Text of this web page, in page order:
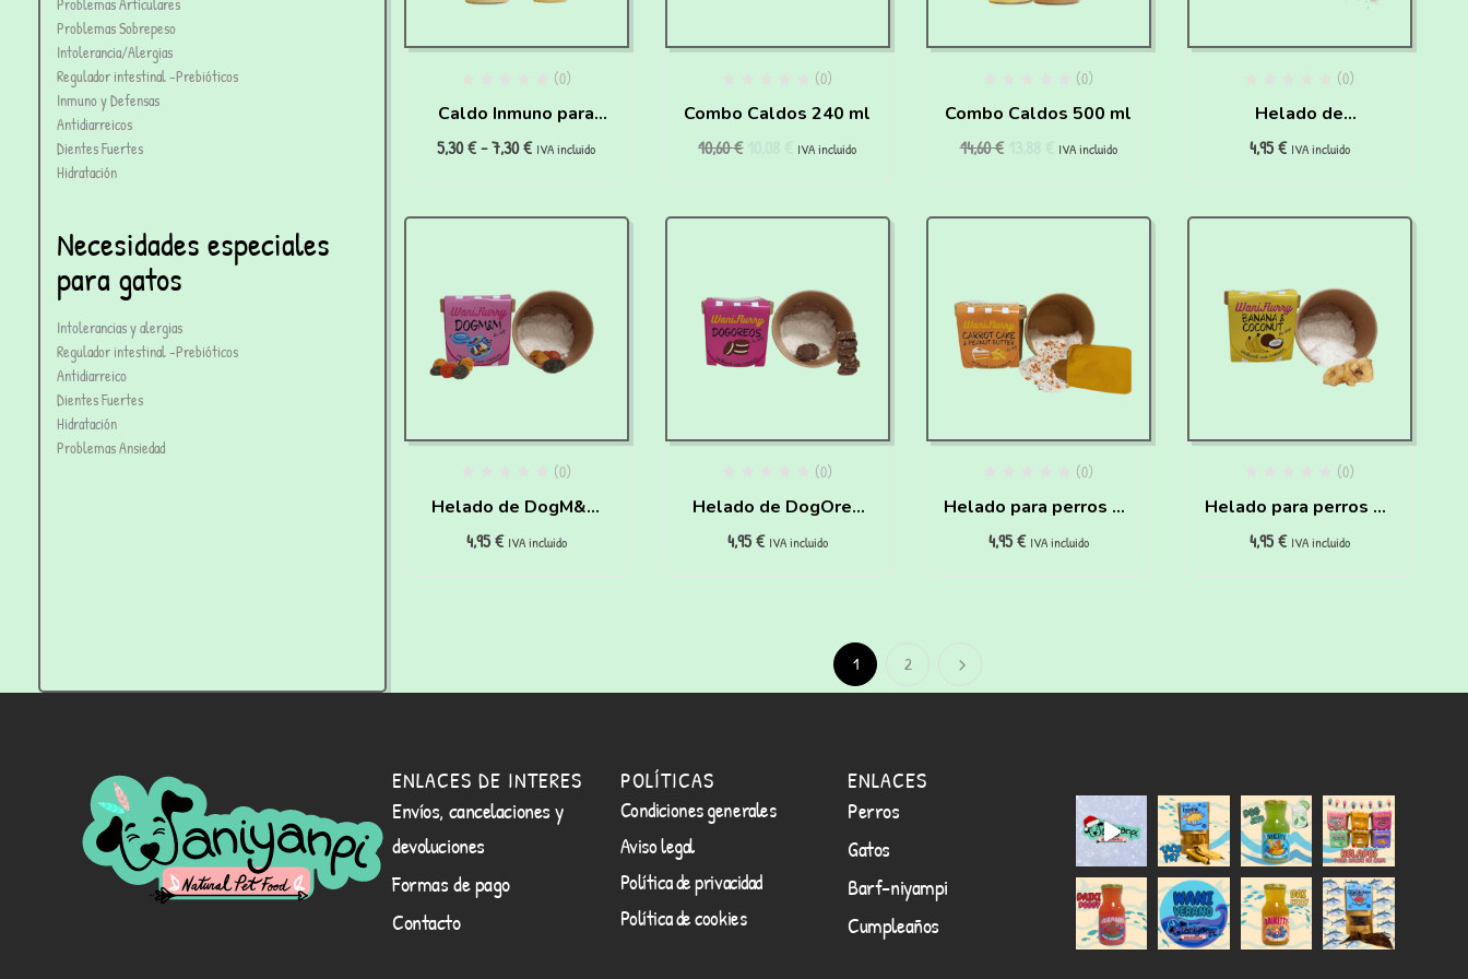
Problemas Sobrepeso
Intolerancia/Alergias
Regulador intestinal -Prebióticos
Inmuno y Defensas
Antidiarreicos
Dientes Fuertes
Hidratación
Necesidades especiales
para gatos
Intolerancias y alergias
Regulador intestinal -Prebióticos
Antidiarreico
Dientes Fuertes
Hidratación
Problemas Ansiedad
(0)
Caldo Inmuno para
cachorros
5,30€-7,30€ IVA incluido
(0)
Combo Caldos 240 ml
10,60€ IVA incluido
(0)
Combo Caldos 500 ml
14,60€ IVA incluido
(0)
Helado de
Boquerones y
en casa para perros y
4,95€ IVA incluido
(0)
Helado de DogM&M
para perros y gatos
4,95€ IVA incluido
(0)
Helado de DogOreo
Para Perros Y Gatos
4,95€ IVA incluido
(0)
Helado para perros de
Carrot Cake y Crema
4,95€ IVA incluido
(0)
Helado para perros de
Coco y Plátano para
4,95€ IVA incluido
1 2
ENLACES DE INTERES
Envíos, cancelaciones y
devoluciones
Formas de pago
Contacto
POLÍTICAS
Condiciones generales
Aviso legal
Política de privacidad
Política de cookies
ENLACES
Perros
Gatos
Barf-niyampi
Cumpleaños